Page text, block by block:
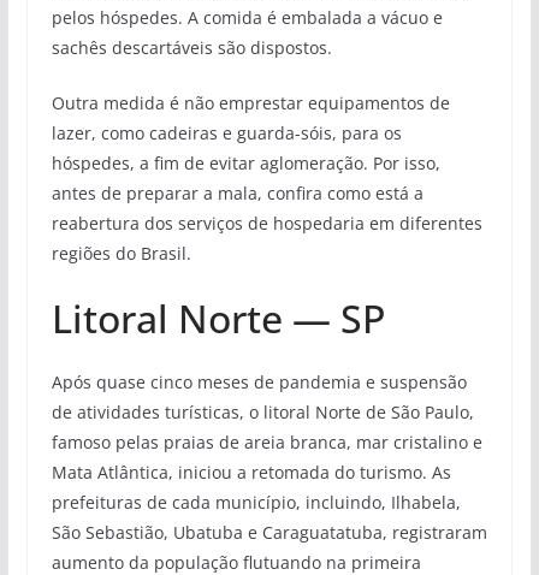
pelos hóspedes. A comida é embalada a vácuo e
sachês descartáveis são dispostos.
Outra medida é não emprestar equipamentos de
lazer, como cadeiras e guarda-sóis, para os
hóspedes, a fim de evitar aglomeração. Por isso,
antes de preparar a mala, confira como está a
reabertura dos serviços de hospedaria em diferentes
regiões do Brasil.
Litoral Norte — SP
Após quase cinco meses de pandemia e suspensão
de atividades turísticas, o litoral Norte de São Paulo,
famoso pelas praias de areia branca, mar cristalino e
Mata Atlântica, iniciou a retomada do turismo. As
prefeituras de cada município, incluindo, Ilhabela,
São Sebastião, Ubatuba e Caraguatatuba, registraram
aumento da população flutuando na primeira